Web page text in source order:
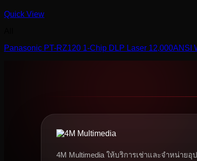
Quick View
Panasonic PT-RZ120 1-Chip DLP Laser 12,000ANSI
4M Multimedia ให้บริการเช่าและจำหน่า